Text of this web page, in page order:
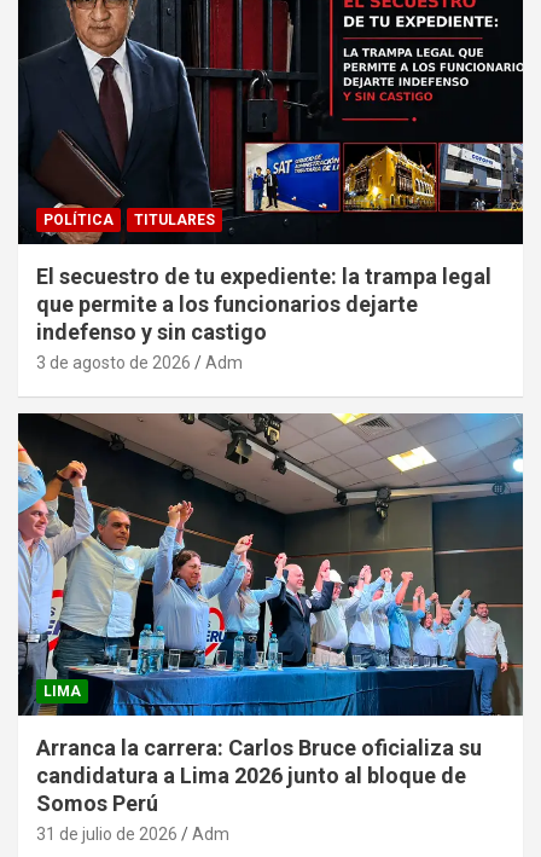
POLÍTICA TITULARES
El secuestro de tu expediente: la trampa legal
que permite a los funcionarios dejarte
indefenso y sin castigo
3 de agosto de 2026 Adm
LIMA
Arranca la carrera: Carlos Bruce oficializa su
candidatura a Lima 2026 junto al bloque de
Somos Perú
31 de julio de 2026 Adm